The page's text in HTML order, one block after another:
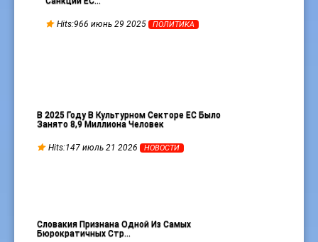
Hits:966 июнь 29 2025 ПОЛИТИКА
В 2025 Году В Культурном Секторе ЕС Было
Занято 8,9 Миллиона Человек
Hits:147 июль 21 2026 НОВОСТИ
Словакия Признана Одной Из Самых
Бюрократичных Стр…